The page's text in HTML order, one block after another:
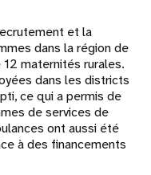
et la
dans la région de
maternités rurales.
dans les districts
ce qui a permis de
de services de
ont aussi été
à des financements